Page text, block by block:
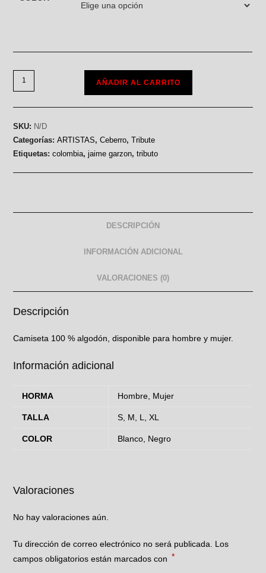
AÑADIR AL CARRITO
SKU: N/D
Categorías:ARTISTAS,Ceberro,Tribute
Etiquetas:colombia,jaime garzon,tributo
DESCRIPCIÓN
INFORMACIÓN ADICIONAL
VALORACIONES (0)
Descripción
Camiseta 100 % algodón, disponible para hombre y mujer.
Información adicional
HORMA Hombre, Mujer
TALLA S, M, L, XL
COLOR Blanco, Negro
Valoraciones
No hay valoraciones aún.
Tu dirección de correo electrónico no será publicada. Los
campos obligatorios están marcados con *